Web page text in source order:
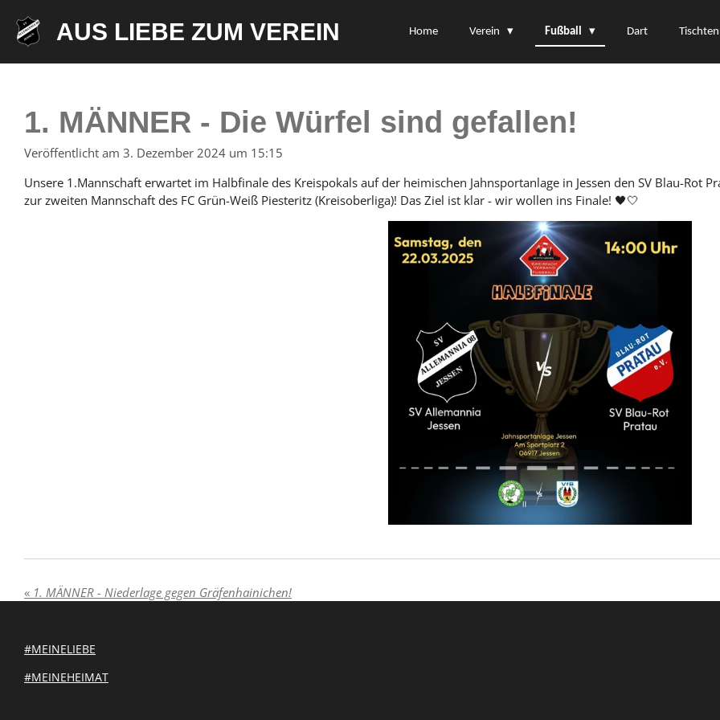
Zum
Hauptinhalt
springen
AUS LIEBE ZUM VEREIN Home Verein Fußball Dart
1. MÄNNER - Die Würfel sind gefallen!
Veröffentlicht am 3. Dezember 2024 um 15:15
Unsere 1.Mannschaft erwartet im Halbfinale des Kreispokals auf der heimischen Jahnsportanlage in Jessen den SV Blau-Rot
zur zweiten Mannschaft des FC Grün-Weiß Piesteritz (Kreisoberliga)! Das Ziel ist klar - wir wollen ins Finale! 🖤🤍
« 1. MÄNNER - Niederlage gegen Gräfenhainichen!
#MEINELIEBE
#MEINEHEIMAT